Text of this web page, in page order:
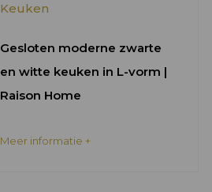
Keuken
Gesloten moderne zwarte
en witte keuken in L-vorm |
Raison Home
Meer informatie +